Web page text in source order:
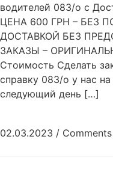
водителей 083/o с
ЦЕНА 600 ГРН – БЕЗ
ДОСТАВКОЙ БЕЗ
ЗАКАЗЫ –
Стоимость Сделать
справку 083/o у нас
следующий день […]
02.03.2023 /